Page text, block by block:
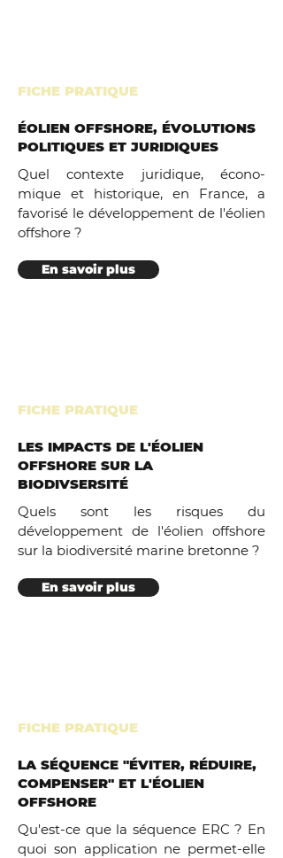
FICHE PRATIQUE
ÉOLIEN OFFSHORE, ÉVOLUTIONS
POLITIQUES ET JURIDIQUES
Quel contexte juridique, écono-
mique et historique, en France, a
favorisé le développement de l'éolien
offshore ?
En savoir plus
FICHE PRATIQUE
LES IMPACTS DE L'ÉOLIEN
OFFSHORE SUR LA
BIODIVSERSITÉ
Quels sont les risques du
développement de l'éolien offshore
sur la biodiversité marine bretonne ?
En savoir plus
FICHE PRATIQUE
LA SÉQUENCE "ÉVITER, RÉDUIRE,
COMPENSER" ET L'ÉOLIEN
OFFSHORE
Qu'est-ce que la séquence ERC ? En
quoi son application ne permet-elle